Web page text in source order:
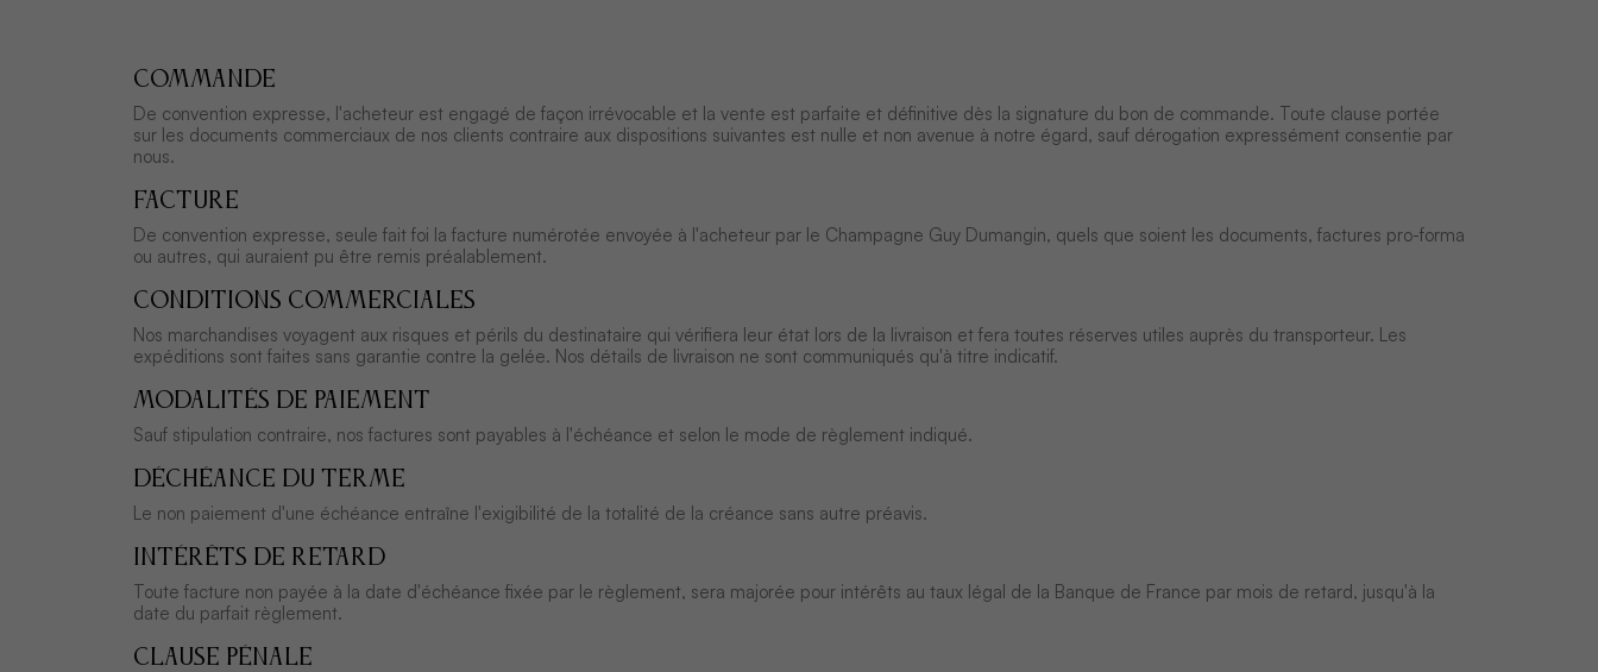
COMMANDE
De convention expresse, l'acheteur est engagé de façon irrévocable et la vente est parfaite et définitive dès la signature du bon de commande. Toute clause portée
sur les documents commerciaux de nos clients contraire aux dispositions suivantes est nulle et non avenue à notre égard, sauf dérogation expressément consentie par
nous.
FACTURE
De convention expresse, seule fait foi la fac­ture numérotée envoyée à l'acheteur par le Champagne Guy Dumangin, quels que soient les documents, factures pro-forma
ou autres, qui auraient pu être remis préalable­ment.
CONDITIONS COMMERCIALES
Nos marchandises voyagent aux risques et périls du destinataire qui vérifiera leur état lors de la livraison et fera toutes réserves utiles auprès du transporteur. Les
expéditions sont faites sans garantie contre la gelée. Nos détails de livraison ne sont communiqués qu'à titre indicatif.
MODALITÉS DE PAIEMENT
Sauf stipulation contraire, nos factures sont payables à l'échéance et selon le mode de règlement indiqué.
DÉCHÉANCE DU TERME
Le non paiement d'une échéance entraîne l'exigibilité de la totalité de la créance sans autre préavis.
INTÉRÊTS DE RETARD
Toute facture non payée à la date d'échéance fixée par le règlement, sera majorée pour intérêts au taux légal de la Banque de France par mois de retard, jusqu'à la
date du parfait règlement.
CLAUSE PÉNALE